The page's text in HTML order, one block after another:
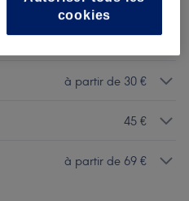
à partir de 30 €
45 €
à partir de 69 €
cookies